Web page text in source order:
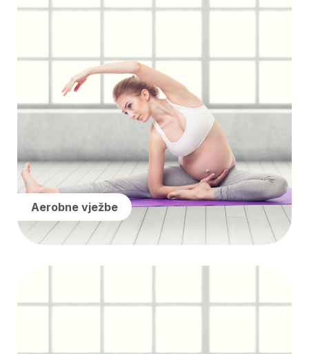
Aerobne vježbe